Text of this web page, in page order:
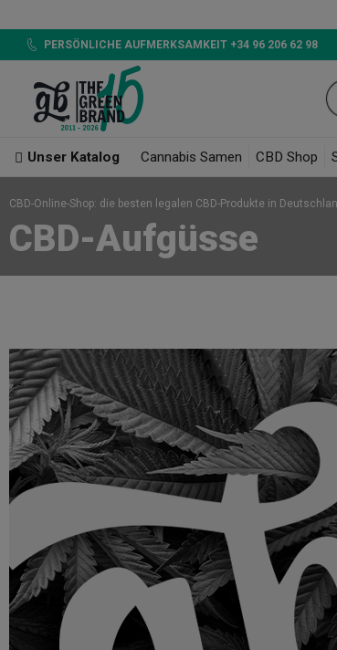
PERSÖNLICHE AUFMERKSAMKEIT +34 96 206 62 98
Unser Katalog Cannabis Samen CBD Shop
CBD-Online-Shop: die besten legalen CBD-Produkte in
CBD-Aufgüsse